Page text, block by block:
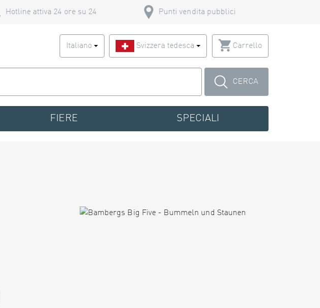
Hotline attiva 24 ore su 24 Punti vendita pubblici
Italiano Svizzera tedesca Carrello
CERCA
FIERE SPECIALI